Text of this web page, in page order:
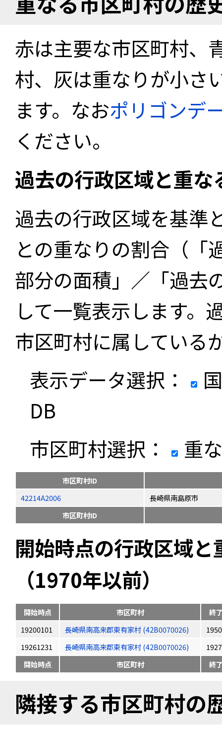
赤は主要な市区町村、
村、灰は重なりが小さ
ます。なおポリゴンデ
ください。
過去の行政区域と重
過去の行政区域を基準
との重なりの割合（「
部分の面積」／「過去
して一覧表示します。
市区町村に属している
表示データ選択：
DB
市区町村選択：
重
市区町村ID
42214A2006
長崎県南島原市
市区町村ID
開始時点の行政区域
（1970年以前）
開始時点 市区町村
終
19200101
長崎県南高来郡東有家村 (42B0070026)
19261231
長崎県南高来郡東有家村 (42B0070026)
開始時点
市区町村 終
隣接する市区町村の